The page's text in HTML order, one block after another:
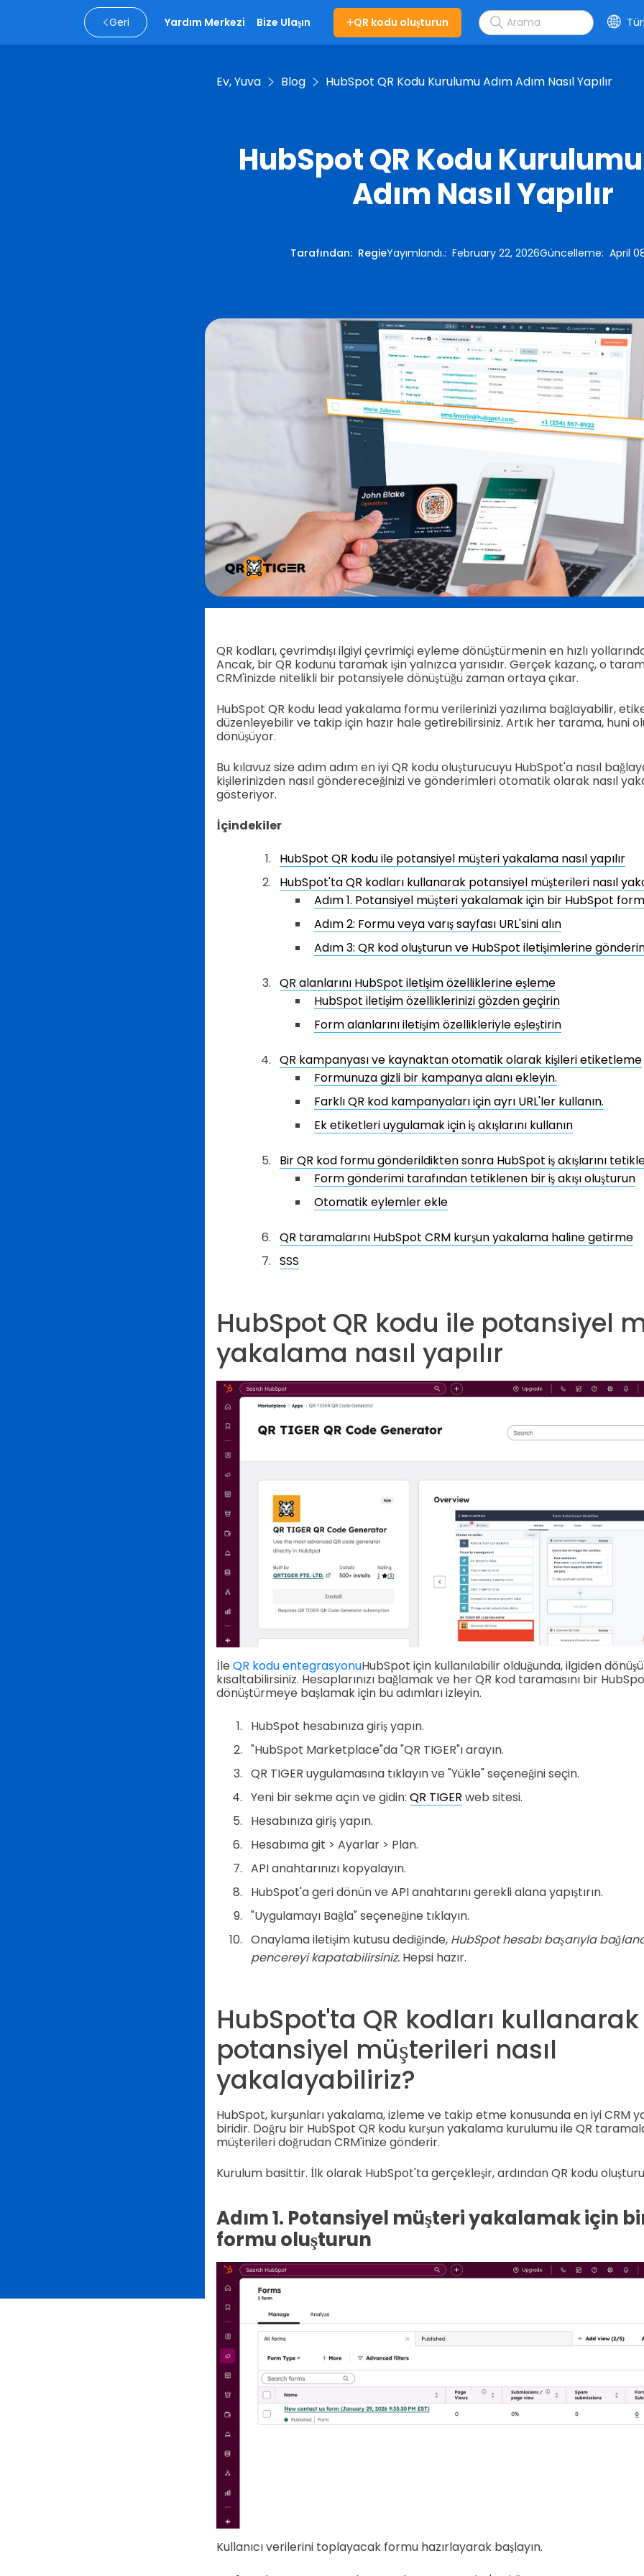
Geri Yardım Merkezi Bize Ulaşın QR kodu oluşturun
Ev, Yuva Blog HubSpot QR Kodu Kurulumu Adım Adım Nasıl Yapılır
HubSpot QR Kodu
Adım Nasıl Yapılır
Tarafından: RegieYayımlandı.: February 22, 2026Güncelleme: April
QR kodları, çevrimdışı ilgiyi çevrimiçi eyleme dönüştürmenin en hızlı
Ancak, bir QR kodunu taramak işin yalnızca yarısıdır. Gerçek kazanç, o
CRM'inizde nitelikli bir potansiyele dönüştüğü zaman ortaya çıkar.
HubSpot QR kodu lead yakalama formu verilerinizi yazılıma bağlayabilir,
düzenleyebilir ve takip için hazır hale getirebilirsiniz. Artık her tarama, huni
dönüşüyor.
Bu kılavuz size adım adım en iyi QR kodu oluşturucuyu HubSpot'a nasıl
kişilerinizden nasıl göndereceğinizi ve gönderimleri otomatik olarak nasıl
gösteriyor.
İçindekiler
HubSpot QR kodu ile potansiyel müşteri yakalama nasıl yapılır
HubSpot'ta QR kodları kullanarak potansiyel müşterileri nasıl
Adım 1. Potansiyel müşteri yakalamak için bir HubSpot
Adım 2: Formu veya varış sayfası URL'sini alın
Adım 3: QR kod oluşturun ve HubSpot iletişimlerine
QR alanlarını HubSpot iletişim özelliklerine eşleme
HubSpot iletişim özelliklerinizi gözden geçirin
Form alanlarını iletişim özellikleriyle eşleştirin
QR kampanyası ve kaynaktan otomatik olarak kişileri etiketleme
Formunuza gizli bir kampanya alanı ekleyin.
Farklı QR kod kampanyaları için ayrı URL'ler kullanın.
Ek etiketleri uygulamak için iş akışlarını kullanın
Bir QR kod formu gönderildikten sonra HubSpot iş akışlarını
Form gönderimi tarafından tetiklenen bir iş akışı oluşturun
Otomatik eylemler ekle
QR taramalarını HubSpot CRM kurşun yakalama haline getirme
SSS
HubSpot QR kodu ile potansiyel
yakalama nasıl yapılır
İle QR kodu entegrasyonuHubSpot için kullanılabilir olduğunda, ilgiden
kısaltabilirsiniz. Hesaplarınızı bağlamak ve her QR kod taramasını bir
dönüştürmeye başlamak için bu adımları izleyin.
HubSpot hesabınıza giriş yapın.
"HubSpot Marketplace"da "QR TIGER"ı arayın.
QR TIGER uygulamasına tıklayın ve "Yükle" seçeneğini seçin.
Yeni bir sekme açın ve gidin: QR TIGER web sitesi.
Hesabınıza giriş yapın.
Hesabıma git > Ayarlar > Plan.
API anahtarınızı kopyalayın.
HubSpot'a geri dönün ve API anahtarını gerekli alana yapıştırın.
"Uygulamayı Bağla" seçeneğine tıklayın.
Onaylama iletişim kutusu dediğinde, HubSpot hesabı başarıyla
pencereyi kapatabilirsiniz. Hepsi hazır.
HubSpot'ta QR kodları kullanarak
potansiyel müşterileri nasıl
yakalayabiliriz?
HubSpot, kurşunları yakalama, izleme ve takip etme konusunda en iyi CRM
biridir. Doğru bir HubSpot QR kodu kurşun yakalama kurulumu ile QR
müşterileri doğrudan CRM'inize gönderir.
Kurulum basittir. İlk olarak HubSpot'ta gerçekleşir, ardından QR kodu
Adım 1. Potansiyel müşteri yakalamak için
formu oluşturun
Kullanıcı verilerini toplayacak formu hazırlayarak başlayın.